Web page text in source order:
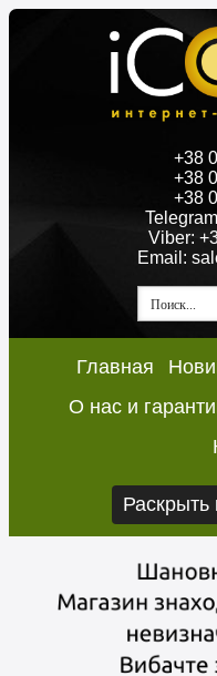
+38
+38
+38
Viber:
Email:
Главная
О нас и
Раскрыть